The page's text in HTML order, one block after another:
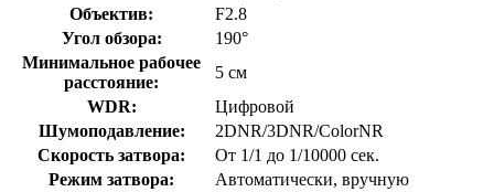
Объектив:
F2.8
Угол обзора:
190°
Минимальное рабочее
расстояние:
5 см
WDR:
Цифровой
Шумоподавление:
2DNR/3DNR/ColorNR
Скорость затвора:
От 1/1 до 1/10000 сек.
Режим затвора:
Автоматически, вручную